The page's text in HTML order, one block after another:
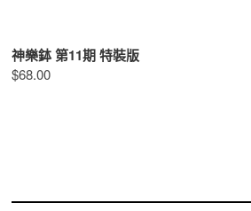
神樂鉢 第11期 特裝版
$68.00